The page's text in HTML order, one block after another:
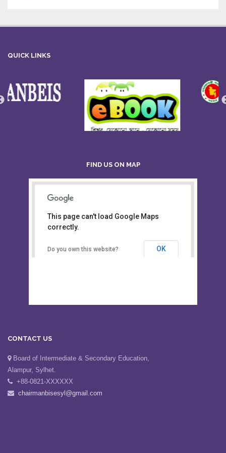
QUICK LINKS
FIND US ON MAP
Secondary Education, Alampur,
Sylhet
This page can't load Google Maps
Board of Intermediate & Secondary Education,
Alampur, Sylhet.
+88-0821-XXXXXX